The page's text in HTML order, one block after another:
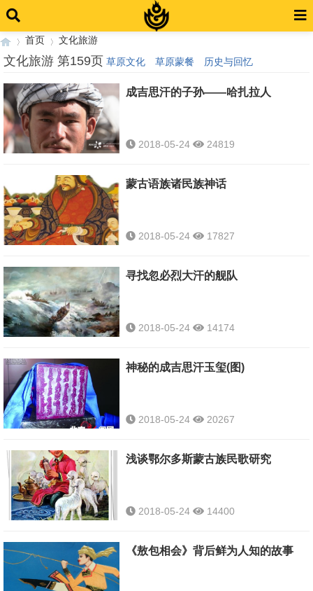
›
首页
›
文化旅游
文化旅游 第159页 草原文化 草原蒙餐 历史与回忆
成吉思汗的子孙——哈扎拉人
2018-05-24 24819
蒙古语族诸民族神话
2018-05-24 17827
寻找忽必烈大汗的舰队
2018-05-24 14174
神秘的成吉思汗玉玺(图)
2018-05-24 20267
浅谈鄂尔多斯蒙古族民歌研究
2018-05-24 14400
《敖包相会》背后鲜为人知的故事